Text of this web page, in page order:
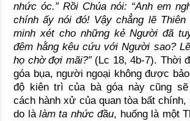
nhức óc.” Rồi Chúa nói: “Anh em
chính ấy nói đó! Vậy chẳng lẽ Thiên
minh xét cho những kẻ Người đã
đêm hằng kêu cứu với Người sao?
họ chờ đợi mãi?”(Lc 18, 4b-7). Thời
góa bụa, người ngoại không được
độ kiên trì của bà góa này cũng
cách hành xử của quan tòa bất
do làlàm ta nhức đầu, huống là một